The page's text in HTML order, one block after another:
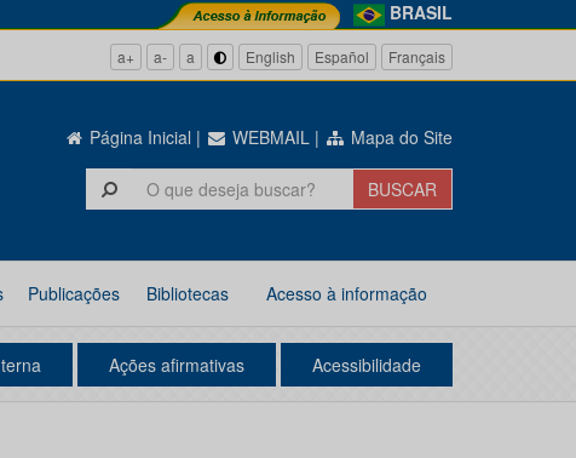
BRASIL
a+ a- a English Español Français
Página Inicial | WEBMAIL | Mapa do Site
Publicações Bibliotecas Acesso à informação
Ações afirmativas Acessibilidade